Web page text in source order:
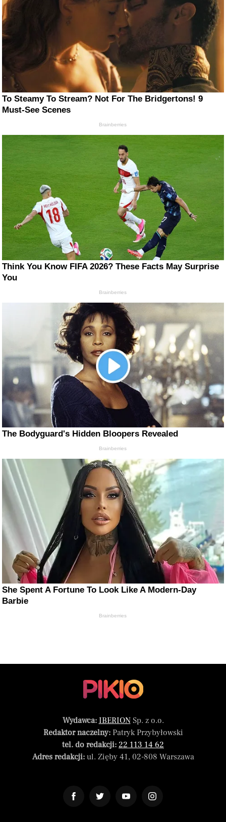
To Steamy To Stream? Not For The Bridgertons! 9
Must-See Scenes
Brainberries
Think You Know FIFA 2026? These Facts May Surprise
You
Brainberries
The Bodyguard's Hidden Bloopers Revealed
Brainberries
She Spent A Fortune To Look Like A Modern-Day
Barbie
Brainberries
Wydawca: IBERIONSp. z o.o.
Redaktor naczelny:Patryk Przybyłowski
tel. do redakcji: 22 113 14 62
Adres redakcji:ul. Zięby 41, 02-808 Warszawa